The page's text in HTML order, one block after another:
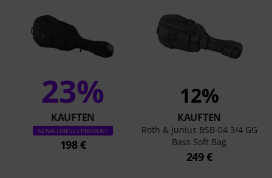
23%
KAUFTEN
GENAU DIESES PRODUKT
198 €
12%
KAUFTEN
Roth & Junius BSB-04 3/4 GG
Bass Soft Bag
249 €